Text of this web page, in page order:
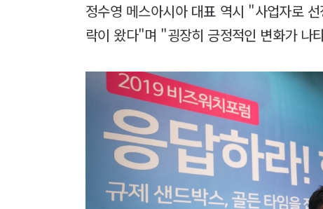
정수영 메스아시아 대표 역시 "사업자로
락이 왔다"며 "굉장히 긍정적인 변화가 나